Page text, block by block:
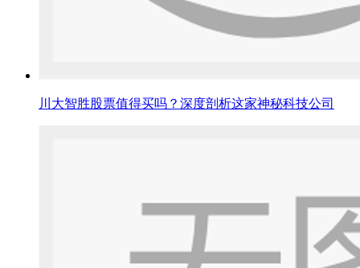
川大智胜股票值得买吗？深度剖析这家神秘科技公司